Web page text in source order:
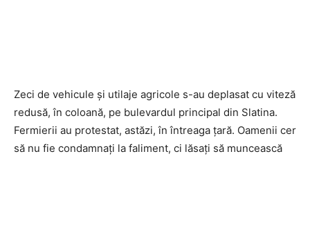
Zeci de vehicule şi utilaje agricole s-au deplasat cu viteză
redusă, în coloană, pe bulevardul principal din Slatina.
Fermierii au protestat, astăzi, în întreaga țară. Oamenii cer
să nu fie condamnați la faliment, ci lăsați să muncească